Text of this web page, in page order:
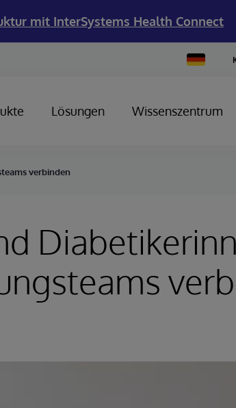
mit InterSystems Health Connect
Change
Country
Lösungen Wissenszentrum
verbinden